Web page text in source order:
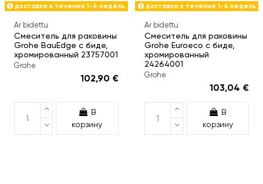
доставка в течение 1-4 недель
Ar bidettu
Смеситель для раковины
Grohe BauEdge с биде,
хромированный 23757001
Grohe
102,90 €
В
корзину
доставка в течение 1-4 недель
Ar bidettu
Смеситель для раковины
Grohe Euroeco с биде,
хромированный
24264001
Grohe
103,04 €
В
корзину